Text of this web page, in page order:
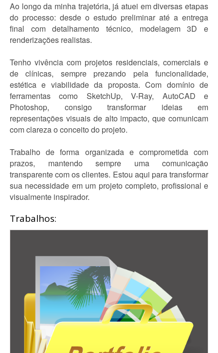
Ao longo da minha trajetória, já atuei em diversas etapas
do processo: desde o estudo preliminar até a entrega
final com detalhamento técnico, modelagem 3D e
renderizações realistas.
Tenho vivência com projetos residenciais, comerciais e
de clínicas, sempre prezando pela funcionalidade,
estética e viabilidade da proposta. Com domínio de
ferramentas como SketchUp, V-Ray, AutoCAD e
Photoshop, consigo transformar ideias em
representações visuais de alto impacto, que comunicam
com clareza o conceito do projeto.
Trabalho de forma organizada e comprometida com
prazos, mantendo sempre uma comunicação
transparente com os clientes. Estou aqui para transformar
sua necessidade em um projeto completo, profissional e
visualmente inspirador.
Trabalhos: